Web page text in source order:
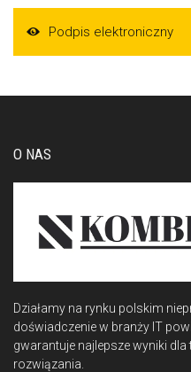
Podpis elektroniczny
O NAS
Działamy na rynku polskim
doświadczenie w branży IT
gwarantuje najlepsze wyniki
rozwiązania.